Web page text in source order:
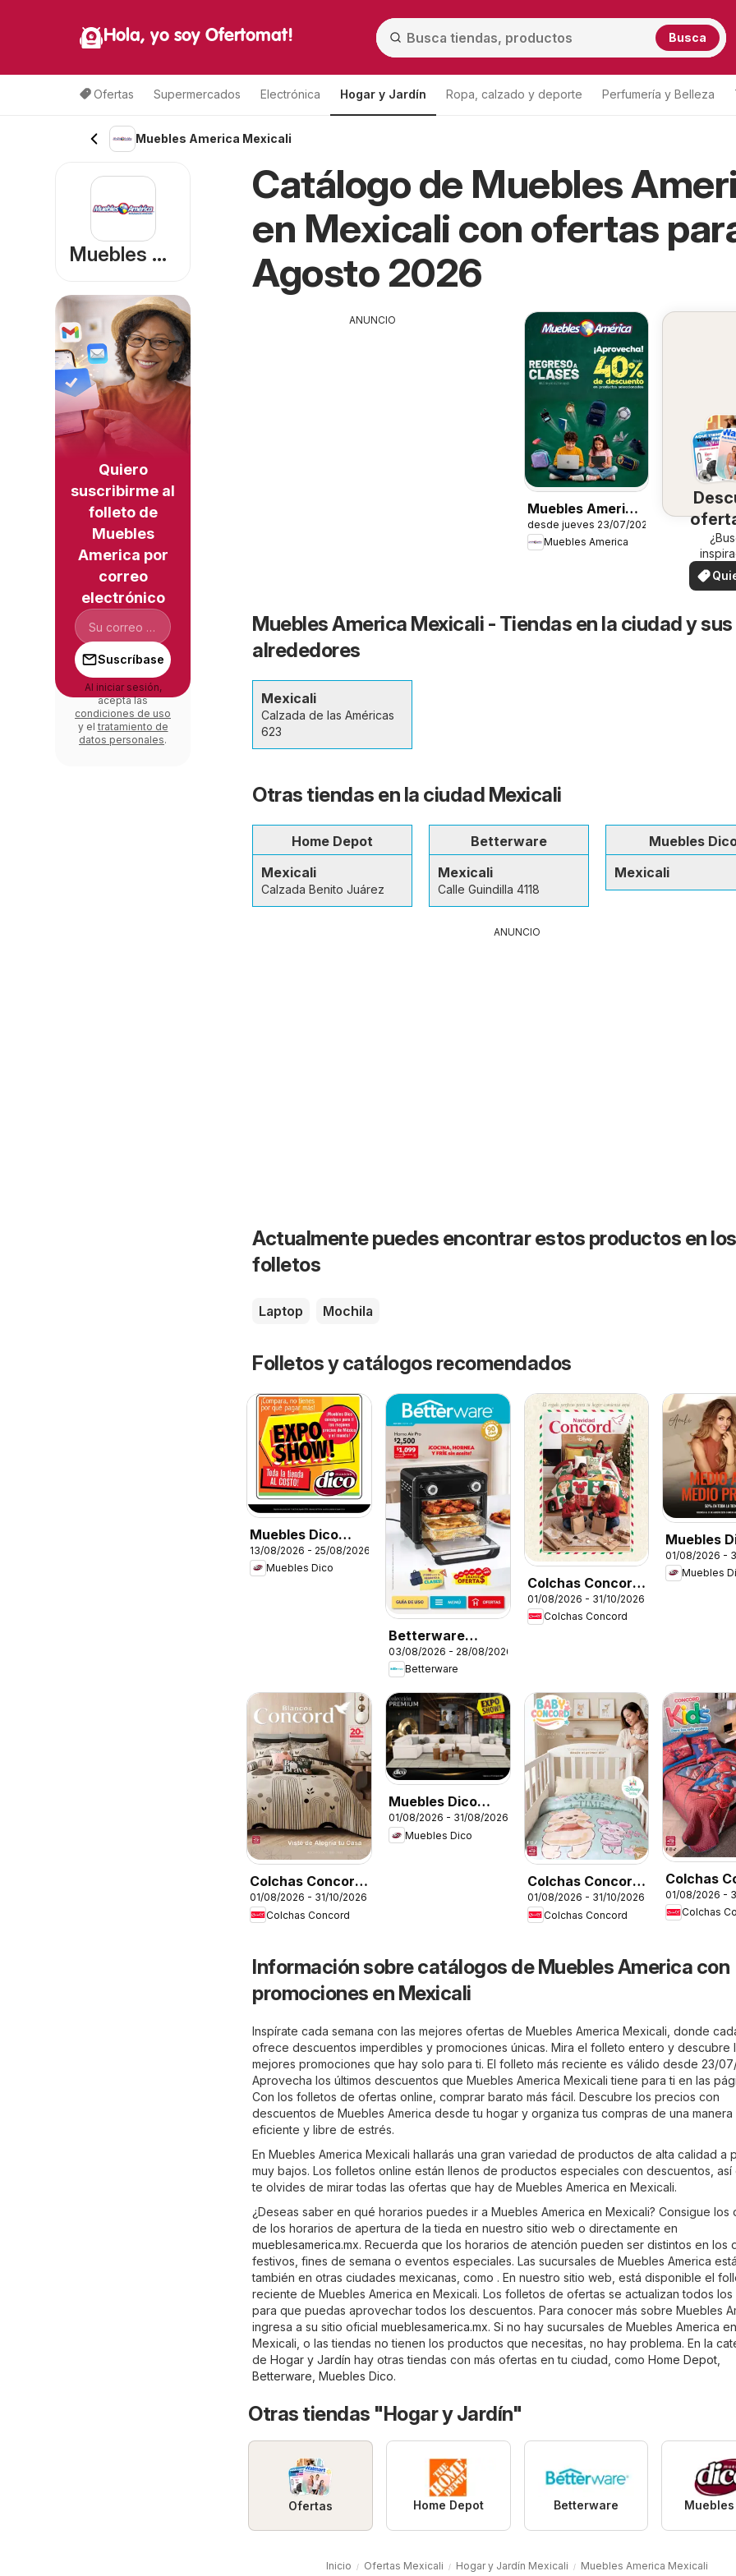
Hola, yo soy Ofertomat! Busca
Ofertas Supermercados Electrónica Hogar y Jardín Ropa, calzado y deporte Perfumería y Belleza
Muebles America Mexicali
Catálogo de Muebles
en Mexicali con ofertas
Agosto 2026
ANUNCIO
Muebles America
catálogo
desde jueves 23/07/2026
Muebles America
su
ver
Muebles America Mexicali - Tiendas en la ciudad y sus
alrededores
Mexicali
Calzada de las Américas
623
Otras tiendas en la ciudad Mexicali
Home Depot
Mexicali
Calzada Benito Juárez
Betterware
Mexicali
Calle Guindilla 4118
Muebles
Mexicali
ANUNCIO
Actualmente puedes encontrar estos productos en los
folletos
Laptop Mochila
Folletos y catálogos recomendados
Muebles Dico
catálogo Expo
Show
13/08/2026 - 25/08/2026
Muebles Dico
Betterware
campaña 8 2026
03/08/2026 - 28/08/2026
Betterware
Colchas Concord
catálogo
Colección
01/08/2026 - 31/10/2026
Colchas Concord
Muebles
catálogo
01/08/2026 -
Muebles
Colchas Concord
catálogo
01/08/2026 - 31/10/2026
Colchas Concord
Muebles Dico
catálogo
Colección
01/08/2026 - 31/08/2026
Muebles Dico
Colchas Concord
catálogo
Colección Bebé
01/08/2026 - 31/10/2026
Colchas Concord
Colchas
catálogo
Colección
01/08/2026 -
Colchas
Información sobre catálogos de Muebles America con
promociones en Mexicali
Inspírate cada semana con las mejores ofertas de Muebles America Mexicali, donde
ofrece descuentos imperdibles y promociones únicas. Mira el folleto entero y descubre
mejores promociones que hay solo para ti. El folleto más reciente es válido desde 23/
Aprovecha los últimos descuentos que Muebles America Mexicali tiene para ti en las
Con los folletos de ofertas online, comprar barato más fácil. Descubre los precios con
descuentos de Muebles America desde tu hogar y organiza tus compras de una manera
eficiente y libre de estrés.
En Muebles America Mexicali hallarás una gran variedad de productos de alta calidad a
muy bajos. Los folletos online están llenos de productos especiales con descuentos, así
te olvides de mirar todas las ofertas que hay de Muebles America en Mexicali.
¿Deseas saber en qué horarios puedes ir a Muebles America en Mexicali? Consigue los
de los horarios de apertura de la tieda en nuestro sitio web o directamente en
mueblesamerica.mx. Recuerda que los horarios de atención pueden ser distintos en los
festivos, fines de semana o eventos especiales. Las sucursales de Muebles America
también en otras ciudades mexicanas, como . En nuestro sitio web, está disponible el
reciente de Muebles America en Mexicali. Los folletos de ofertas se actualizan todos los
para que puedas aprovechar todos los descuentos. Para conocer más sobre Muebles
ingresa a su sitio oficial mueblesamerica.mx. Si no hay sucursales de Muebles America en
Mexicali, o las tiendas no tienen los productos que necesitas, no hay problema. En la
de Hogar y Jardín hay otras tiendas con más ofertas en tu ciudad, como Home Depot
Betterware Muebles Dico.
Otras tiendas "Hogar y Jardín"
Ofertas Home Depot Betterware
Inicio Ofertas Mexicali Hogar y Jardín Mexicali Muebles America Mexicali
Muebles America
Quiero
suscribirme al
folleto de
Muebles
America por
correo
electrónico
Suscríbase
Al iniciar sesión,
acepta las
condiciones de uso
y el tratamiento de
datos personales.